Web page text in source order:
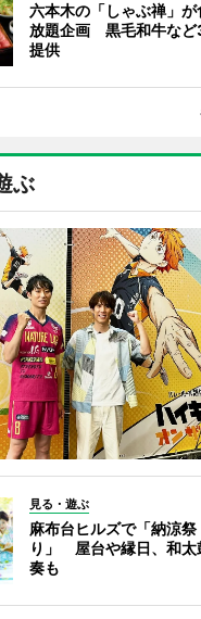
六本木の「しゃぶ禅」が
放題企画 黒毛和牛など
提供
ぶ
見る・遊ぶ
麻布台ヒルズで「納涼祭
り」 屋台や縁日、和太
奏も